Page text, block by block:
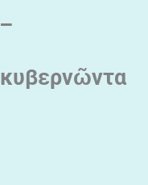
–
κυβερνῶντα